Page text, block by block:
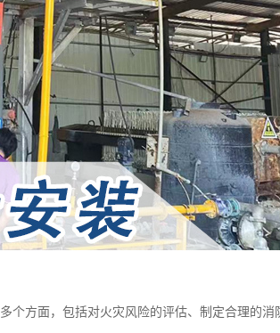
个方面，包括对火灾风险的评估、制定合理的消